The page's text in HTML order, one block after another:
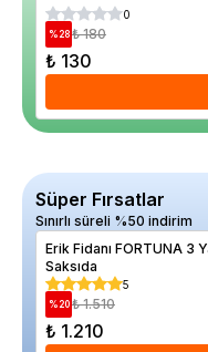
0
%28 ₺ 180
₺ 130
Süper Fırsatlar
Sınırlı süreli %50 indirim
Erik Fidanı FORTUNA 3
Saksıda
5
%20 ₺ 1.510
₺ 1.210